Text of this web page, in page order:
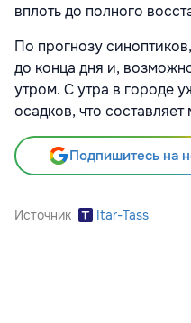
вплоть до полного
По прогнозу
до конца дня и,
утром. С утра в городе
осадков, что
Подпишитесь на
Источник Itar-Tass